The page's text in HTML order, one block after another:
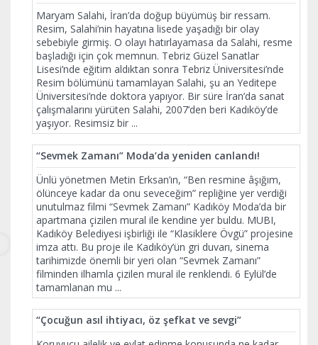
Maryam Salahi, İran’da doğup büyümüş bir ressam.
Resim, Salahi’nin hayatına lisede yaşadığı bir olay
sebebiyle girmiş. O olayı hatırlayamasa da Salahi, resme
başladığı için çok memnun. Tebriz Güzel Sanatlar
Lisesi’nde eğitim aldıktan sonra Tebriz Üniversitesi’nde
Resim bölümünü tamamlayan Salahi, şu an Yeditepe
Üniversitesi’nde doktora yapıyor. Bir süre İran’da sanat
çalışmalarını yürüten Salahi, 2007’den beri Kadıköy’de
yaşıyor. Resimsiz bir ...
“Sevmek Zamanı” Moda’da yeniden canlandı!
Ünlü yönetmen Metin Erksan’ın, “Ben resmine âşığım,
ölünceye kadar da onu seveceğim” repliğine yer verdiği
unutulmaz filmi “Sevmek Zamanı” Kadıköy Moda’da bir
apartmana çizilen mural ile kendine yer buldu. MUBI,
Kadıköy Belediyesi işbirliği ile “Klasiklere Övgü” projesine
imza attı. Bu proje ile Kadıköy’ün gri duvarı, sinema
tarihimizde önemli bir yeri olan “Sevmek Zamanı”
filminden ilhamla çizilen mural ile renklendi. 6 Eylül’de
tamamlanan mu ...
“Çocuğun asıl ihtiyacı, öz şefkat ve sevgi”